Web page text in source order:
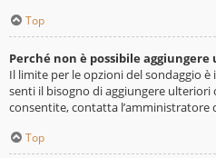
Top
Perché non è possibile
Il limite per le opzioni del sondaggio
senti il bisogno di aggiungere ulteriori
consentite, contatta l’amministratore
Top